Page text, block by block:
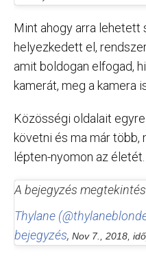
Mint ahogy arra lehetett
helyezkedett el,
amit boldogan elfogad,
kamerát, meg a kamera
Közösségi oldalait
követni és ma már több,
lépten-nyomon az életét.
A bejegyzés
Thylane
bejegyzés, Nov 7., 2018,